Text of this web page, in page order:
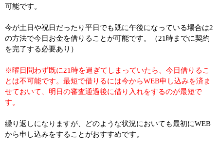
可能です。
今が土日や祝日だったり平日でも既に午後になっている場合は2
の方法で今日お金を借りることが可能です。（21時までに契約
を完了する必要あり）
※曜日問わず既に21時を過ぎてしまっていたら、今日借りるこ
とは不可能です。最短で借りるには今からWEB申し込みを済ま
せておいて、明日の審査通過後に借り入れをするのが最短で
す。
繰り返しになりますが、どのような状況においても最初にWEB
から申し込みをすることがおすすめです。